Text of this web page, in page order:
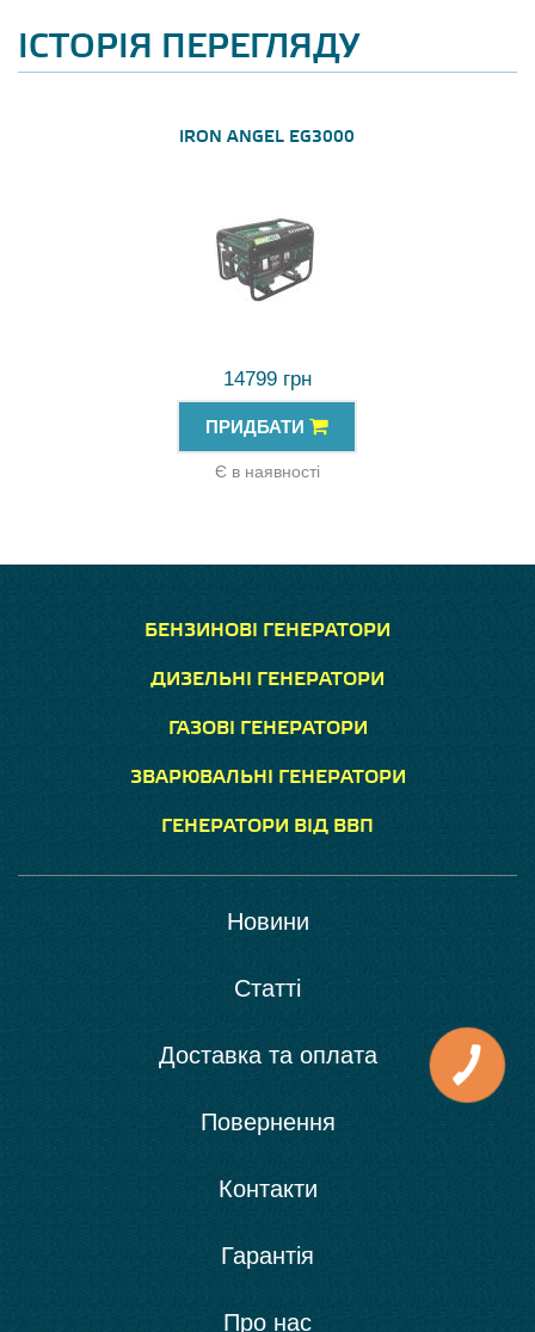
ІСТОРІЯ ПЕРЕГЛЯДУ
IRON ANGEL EG3000
14799 грн
ПРИДБАТИ
Є в наявності
БЕНЗИНОВІ ГЕНЕРАТОРИ
ДИЗЕЛЬНІ ГЕНЕРАТОРИ
ГАЗОВІ ГЕНЕРАТОРИ
ЗВАРЮВАЛЬНІ ГЕНЕРАТОРИ
ГЕНЕРАТОРИ ВІД ВВП
Новини
Статті
Доставка та оплата
Повернення
Контакти
Гарантія
Про нас